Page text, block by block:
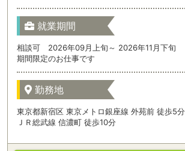
就業期間
相談可 2026年09月上旬～ 2026年11月下旬
期間限定のお仕事です
勤務地
東京都新宿区 東京メトロ銀座線 外苑前 徒歩5分
ＪＲ総武線 信濃町 徒歩10分